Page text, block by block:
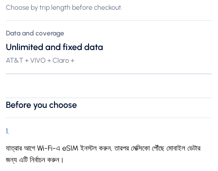
Choose by trip length before checkout.
Data and coverage
Unlimited and fixed data
AT&T + VIVO + Claro +
Before you choose
1.
যাত্রার আগে Wi-Fi-এ eSIM ইনস্টল করুন, তারপর মেক্সিকো পৌঁছে মোবাইল ডেটার
জন্য এটি নির্বাচন করুন।